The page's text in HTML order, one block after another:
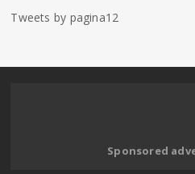
Tweets by pagina12
Sponsored